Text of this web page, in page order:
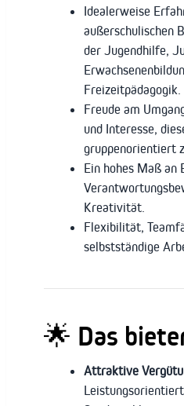
Idealerweise
außerschulischen
der Jugendhilfe,
Freizeitpädagogik.
Freude am
und Interesse,
gruppenorientiert
Ein hohes Maß an
Kreativität.
Flexibilität,
selbstständige
🌟 Das
Attraktive